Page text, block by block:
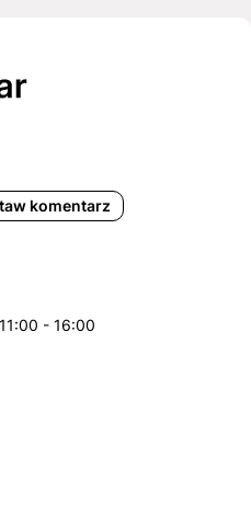
komentarz
- 16:00